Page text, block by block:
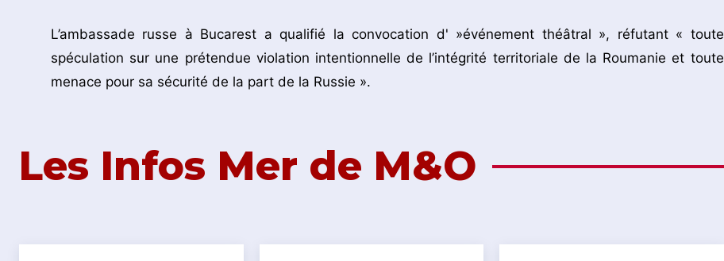
L’ambassade russe à Bucarest a qualifié la convocation d' »événement théâtral », réfutant « toute
spéculation sur une prétendue violation intentionnelle de l’intégrité territoriale de la Roumanie et toute
menace pour sa sécurité de la part de la Russie ».
Les Infos Mer de M&O